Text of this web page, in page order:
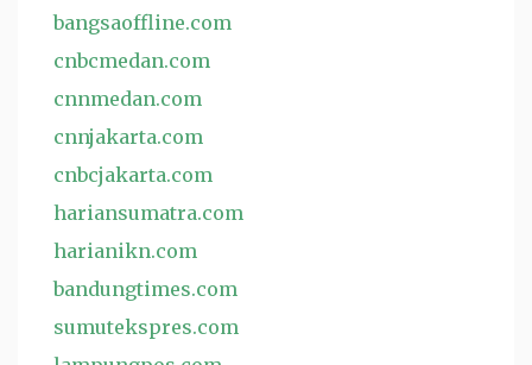
bangsaoffline.com
cnbcmedan.com
cnnmedan.com
cnnjakarta.com
cnbcjakarta.com
hariansumatra.com
harianikn.com
bandungtimes.com
sumutekspres.com